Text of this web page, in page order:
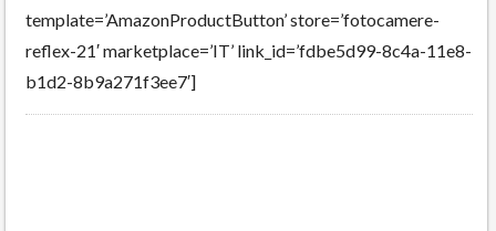
template=’AmazonProductButton’ store=’fotocamere-
reflex-21′ marketplace=’IT’ link_id=’fdbe5d99-8c4a-11e8-
b1d2-8b9a271f3ee7′]